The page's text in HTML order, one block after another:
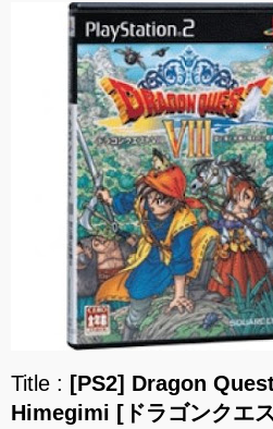
Title : [PS2] Dragon
Himegimi [ドラゴンクエ